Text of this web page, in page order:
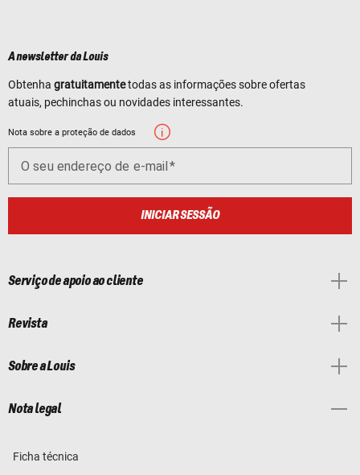
A newsletter da Louis
Obtenha gratuitamentetodas as informações sobre ofertas
atuais, pechinchas ou novidades interessantes.
Nota sobre a proteção de dados
O seu endereço de e-mail
INICIAR SESSÃO
Serviço de apoio ao cliente
Revista
Sobre a Louis
Nota legal
Ficha técnica